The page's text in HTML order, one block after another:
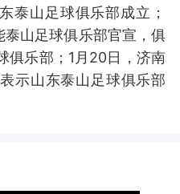
泰山足球俱乐部成立；
泰山足球俱乐部官宣，俱
俱乐部；1月20日，济南
示山东泰山足球俱乐部